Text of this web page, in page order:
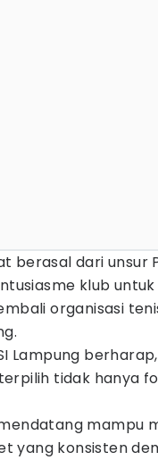
berasal dari unsur
klub untuk
organisasi
Lampung
tidak hanya
mampu
yang konsisten